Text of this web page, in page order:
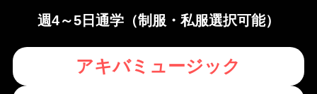
週4～5日通学（制服・私服選択可能）
アキバミュージック